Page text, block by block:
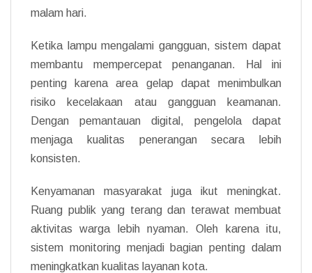
malam hari.
Ketika lampu mengalami gangguan, sistem dapat
membantu mempercepat penanganan. Hal ini
penting karena area gelap dapat menimbulkan
risiko kecelakaan atau gangguan keamanan.
Dengan pemantauan digital, pengelola dapat
menjaga kualitas penerangan secara lebih
konsisten.
Kenyamanan masyarakat juga ikut meningkat.
Ruang publik yang terang dan terawat membuat
aktivitas warga lebih nyaman. Oleh karena itu,
sistem monitoring menjadi bagian penting dalam
meningkatkan kualitas layanan kota.